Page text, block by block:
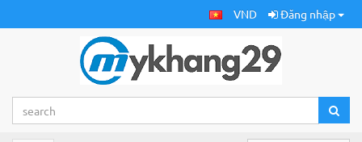
VND Đăng nhập